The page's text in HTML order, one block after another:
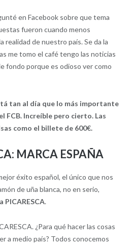
en Facebook sobre que tema
fueron cuando menos
realidad de nuestro país. Se da la
me tomo el café tengo las noticias
fondo porque es odioso ver como
tan al día que lo más importante
FCB. Increíble pero cierto. Las
como el billete de 600€.
MARCA ESPAÑA
éxito español, el único que nos
de uña blanca, no en serio,
.
¿Para qué hacer las cosas
a medio país? Todos conocemos